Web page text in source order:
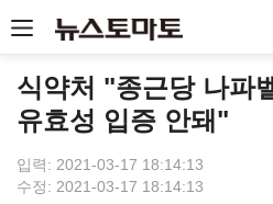
식약처 "종근당 나파
유효성 입증 안돼"
입력: 2021-03-17 18:14:13
수정: 2021-03-17 18:14:13